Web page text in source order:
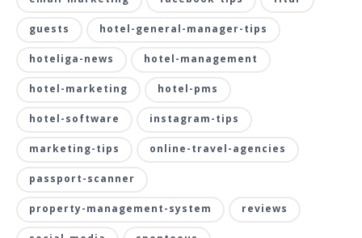
guests hotel-general-manager-tips
hoteliga-news hotel-management
hotel-marketing hotel-pms
hotel-software instagram-tips
marketing-tips online-travel-agencies
passport-scanner
property-management-system reviews